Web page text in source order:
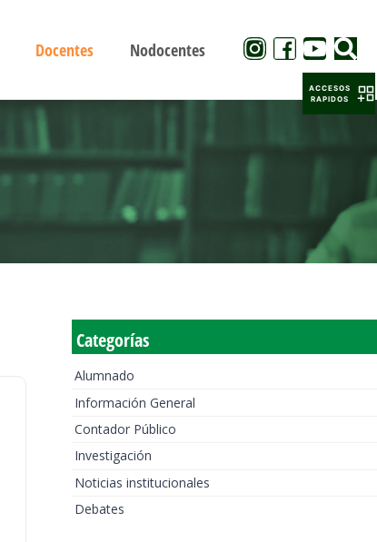
Docentes Nodocentes
Categorías
Alumnado
Información General
Contador Público
Investigación
Noticias institucionales
Debates
ACCESOS
RAPIDOS